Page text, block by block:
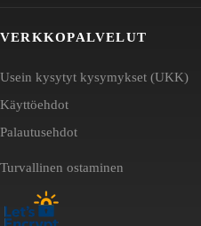
VERKKOPALVELUT
Usein kysytyt kysymykset (UKK)
Käyttöehdot
Palautusehdot
Turvallinen ostaminen